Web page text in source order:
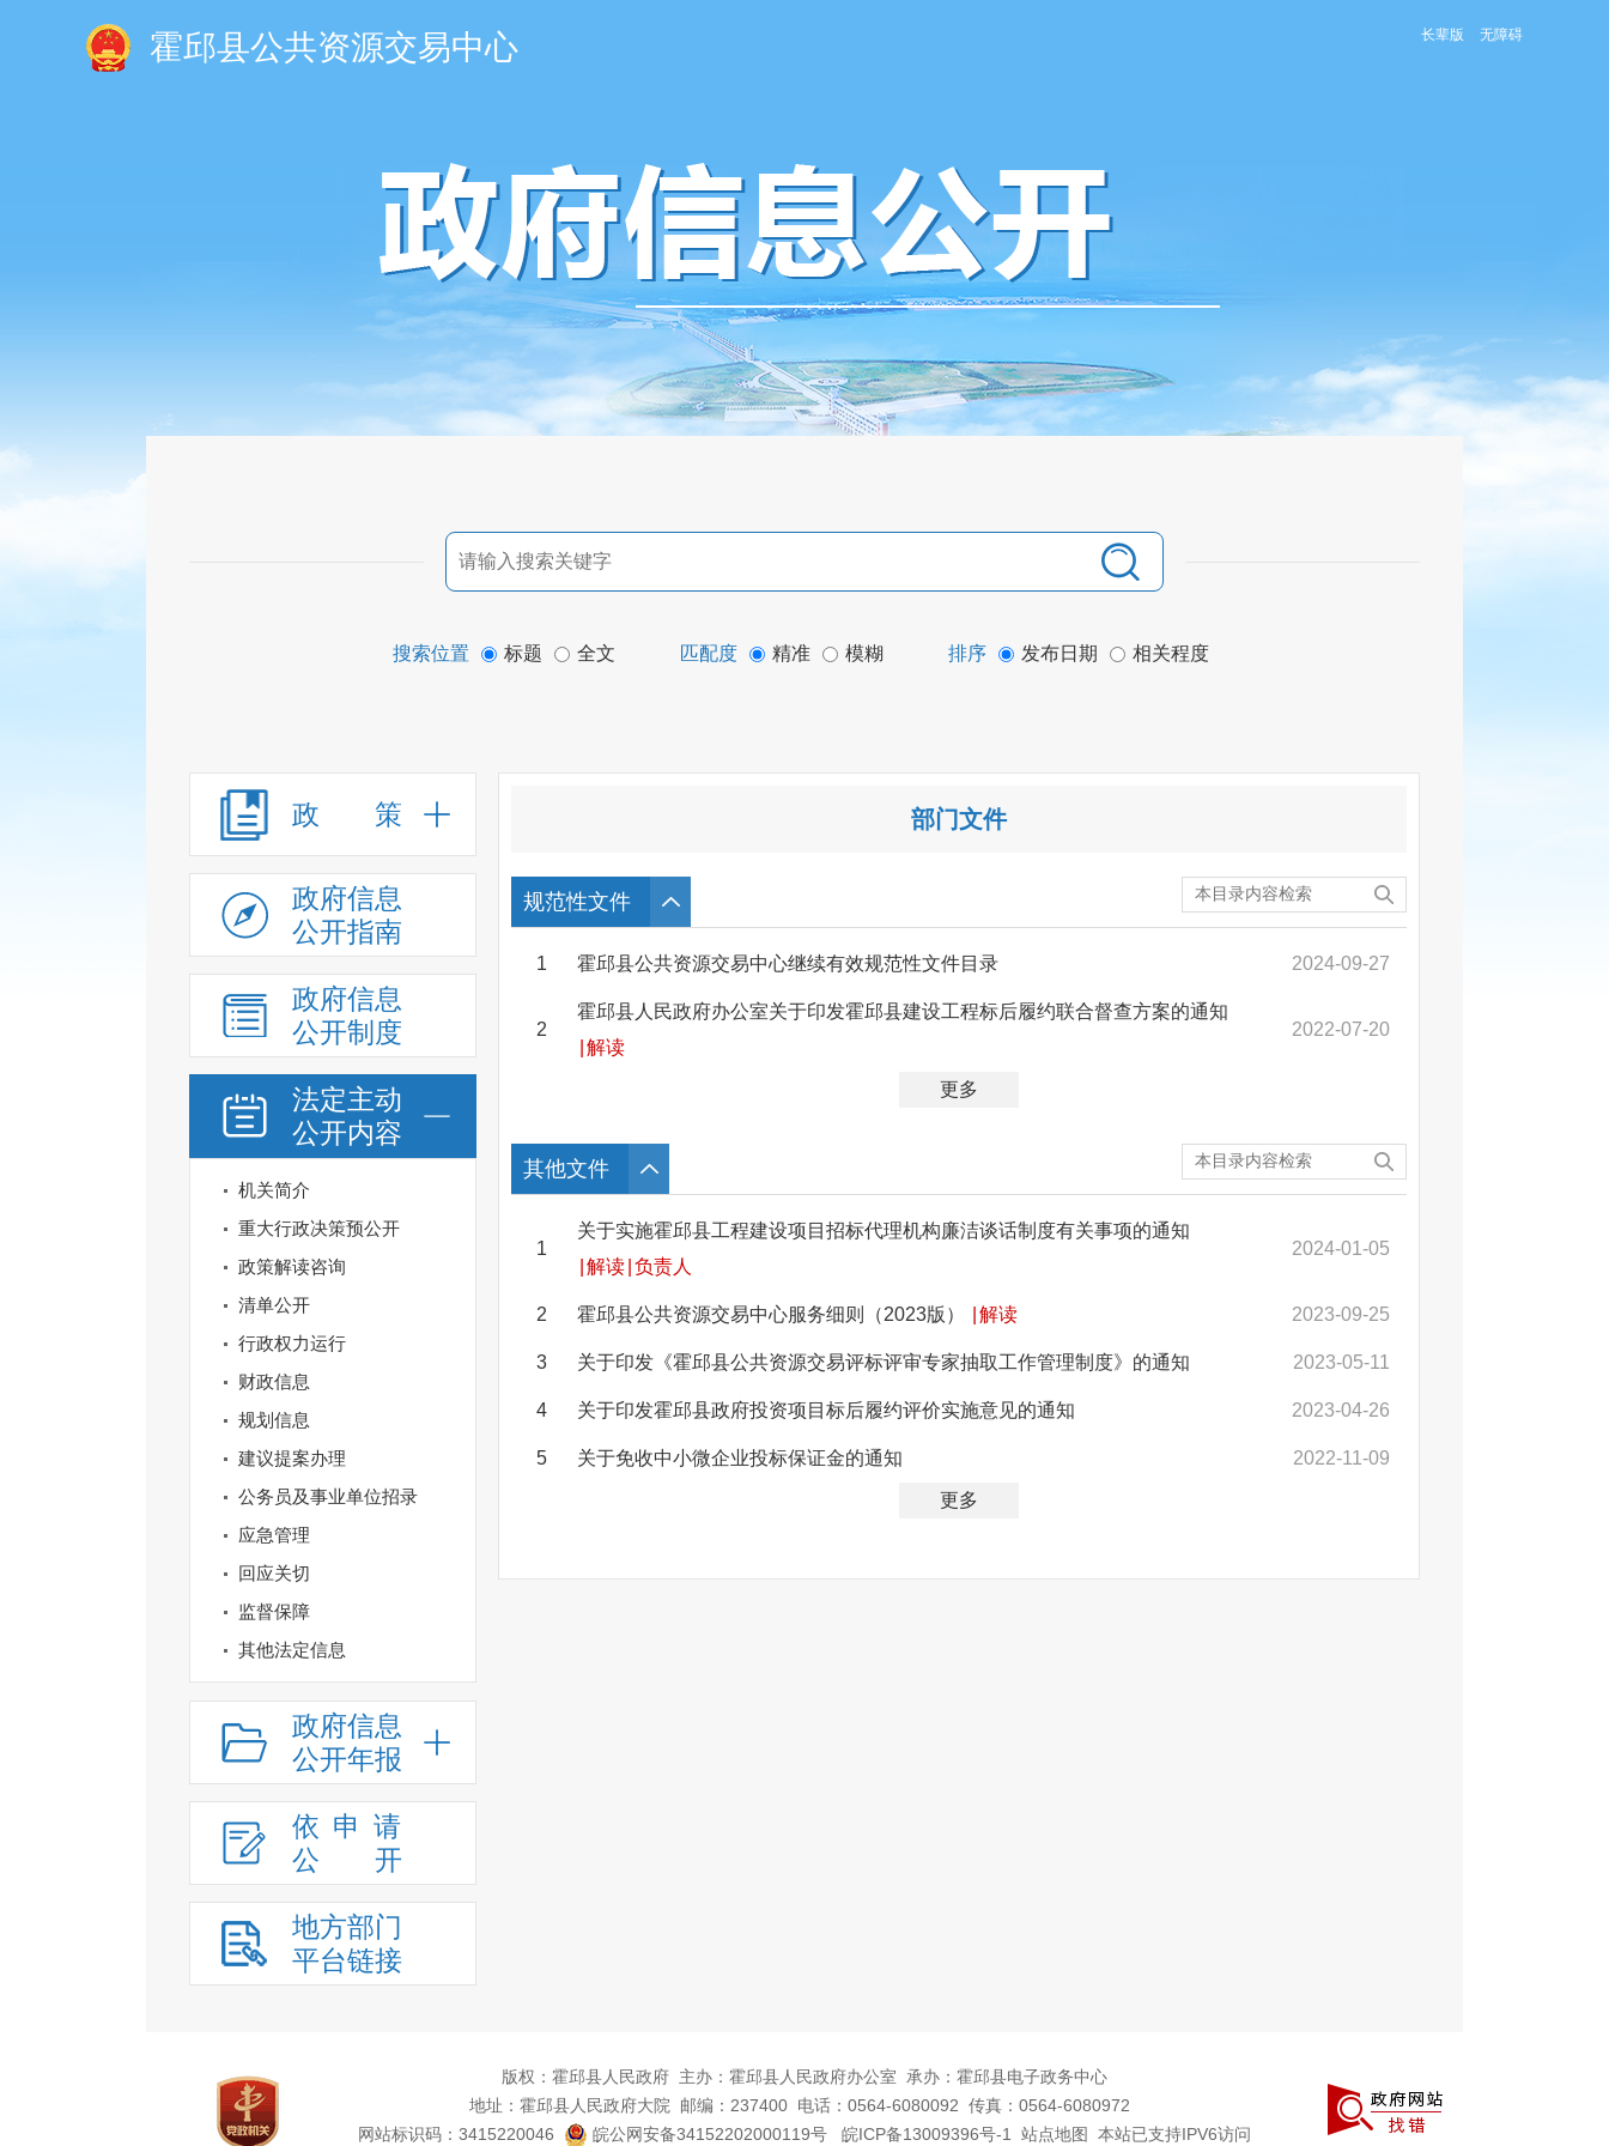
霍邱县公共资源交易中心 长辈版 无障碍
搜索位置 标题 全文 匹配度 精准 模糊 排序 发布日期 相关程度
政 策
政府信息
公开指南
政府信息
公开制度
法定主动
公开内容
机关简介
重大行政决策预公开
政策解读咨询
清单公开
行政权力运行
财政信息
规划信息
建议提案办理
公务员及事业单位招录
应急管理
回应关切
监督保障
其他法定信息
政府信息
公开年报
依申请
公
开
地方部门
平台链接
部门文件
规范性文件
1 霍邱县公共资源交易中心继续有效规范性文件目录 2024-09-27
2
霍邱县人民政府办公室关于印发霍邱县建设工程标后履约联合督查方案的通知
解读
2022-07-20
更多
其他文件
1
关于实施霍邱县工程建设项目招标代理机构廉洁谈话制度有关事项的通知
解读 负责人
2024-01-05
2 霍邱县公共资源交易中心服务细则（2023版） 解读 2023-09-25
3 关于印发《霍邱县公共资源交易评标评审专家抽取工作管理制度》的通知 2023-05-11
4 关于印发霍邱县政府投资项目标后履约评价实施意见的通知 2023-04-26
5 关于免收中小微企业投标保证金的通知 2022-11-09
更多
版权：霍邱县人民政府 主办：霍邱县人民政府办公室
承办：霍邱县电子政务中心
地址：霍邱县人民政府大院
邮编：237400 电话：0564-6080092 传真：0564-6080972
网站标识码：3415220046
皖公网安备34152202000119号 皖ICP备13009396号-1 站点地图 本站已支持IPV6访问